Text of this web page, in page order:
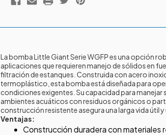
La bomba Little Giant Serie WGFP es una opción
aplicaciones que requieren manejo de sólidos en
filtración de estanques. Construida con acero
termoplástico, esta bomba está diseñada para
condiciones exigentes. Su capacidad para manejar
ambientes acuáticos con residuos orgánicos o
construcción resistente asegura una larga vida útil
Ventajas:
Construcción duradera con materiales